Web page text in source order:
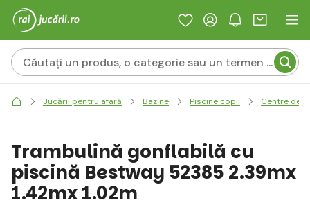
Jucării pentru afară Bazine Piscine copii Centre de
Trambulină gonflabilă cu
piscină Bestway 52385 2.39mx
1.42mx 1.02m